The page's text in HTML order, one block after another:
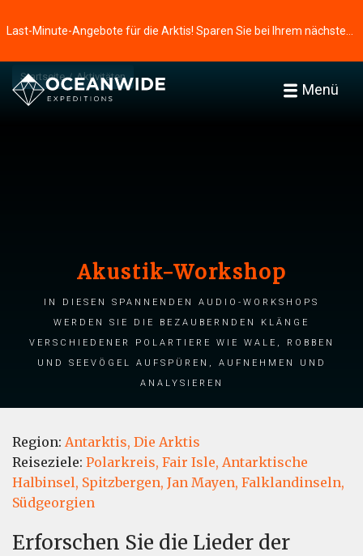
Menü
Startseite Aktivitäten
Akustik-Workshop
In diesen spannenden Audio-Workshops
werden Sie die bezaubernden Klänge
verschiedener Polartiere wie Wale, Robben
und Seevögel aufspüren, aufnehmen und
analysieren
Region: Antarktis, Die Arktis
Reiseziele: Polarkreis, Fair Isle, Antarktische
Halbinsel, Spitzbergen, Jan Mayen, Falklandinseln,
Südgeorgien
Erforschen Sie die Lieder der